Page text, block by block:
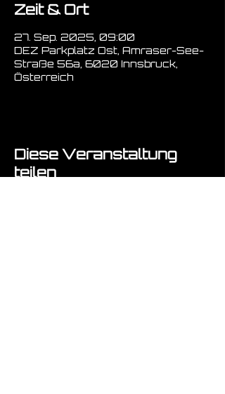
Zeit & Ort
27. Sep. 2025, 09:00
DEZ Parkplatz Ost, Amraser-See-
Straße 56a, 6020 Innsbruck,
Österreich
Diese Veranstaltung
teilen